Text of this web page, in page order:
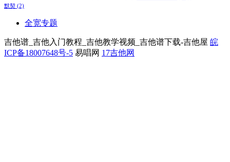
默契 (2)
全宽专题
吉他谱_吉他入门教程_吉他教学视频_吉他谱下载-吉他屋 皖
ICP备18007648号-5 易唱网 17吉他网